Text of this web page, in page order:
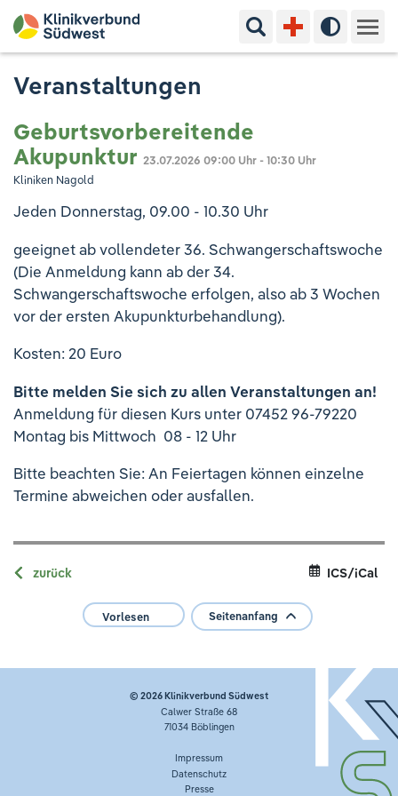
Suchbegriff eingeben
Hoher
Kliniken & Experten
Ihr Aufenthalt
Pflege & Beratung
Ausbildung & Studium
Jobs & Karriere
Der Klinikverbund Südwest
Ihre Meinung ist uns wichtig!
Veranstaltungen
Geburtsvorbereitende
Akupunktur 23.07.2026 09:00 Uhr - 10:30 Uhr
Kliniken Nagold
Jeden Donnerstag, 09.00 - 10.30 Uhr
geeignet ab vollendeter 36. Schwangerschaftswoche
(Die Anmeldung kann ab der 34.
Schwangerschaftswoche erfolgen, also ab 3 Wochen
vor der ersten Akupunkturbehandlung).
Kosten: 20 Euro
Bitte melden Sie sich zu allen Veranstaltungen an!
Anmeldung für diesen Kurs unter 07452 96-79220
Montag bis Mittwoch 08 - 12 Uhr
Bitte beachten Sie: An Feiertagen können einzelne
Termine abweichen oder ausfallen.
zurück ICS/iCal
Vorlesen Seitenanfang
© 2026Klinikverbund Südwest
Calwer Straße 68
71034 Böblingen
Impressum
Datenschutz
Presse